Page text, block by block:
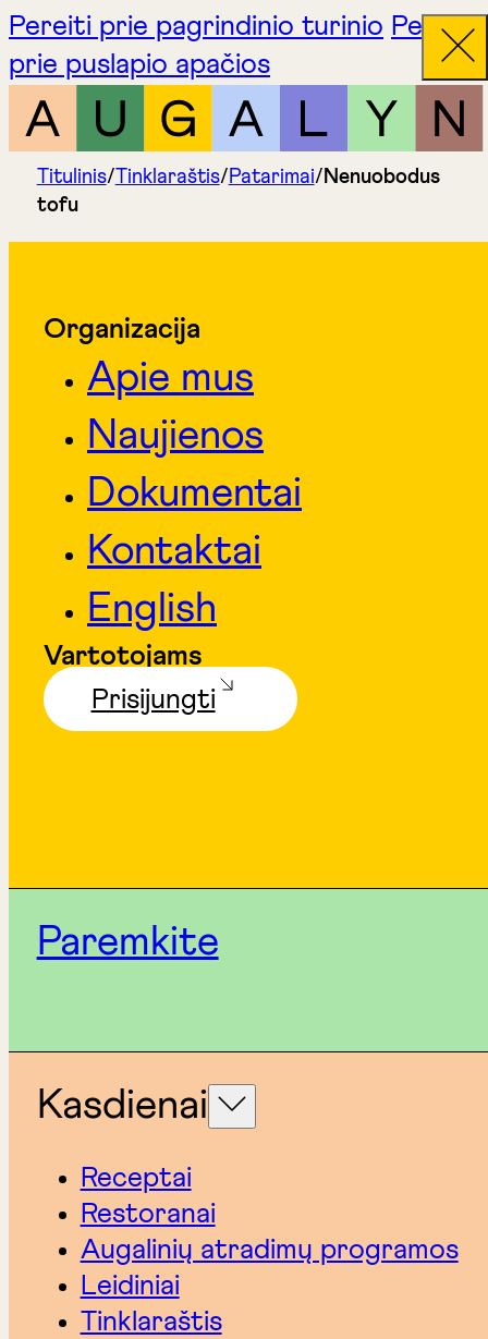
Pereiti prie pagrindinio turinio Pereiti
prie puslapio apačios
Titulinis/Tinklaraštis/Patarimai/ Nenuobodus
tofu
Organizacija
Apie mus
Naujienos
Dokumentai
Kontaktai
English
Vartotojams
Prisijungti
Paremkite
Kasdienai
Receptai
Restoranai
Augalinių atradimų programos
Leidiniai
Tinklaraštis